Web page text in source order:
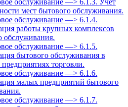
мест бытового обслуживания.
обслуживание —> 6.1.4.
работы крупных комплексов
обслуживания.
обслуживание —> 6.1.5.
бытового обслуживания в
торговли.
обслуживание —> 6.1.6.
малых предприятий бытового
обслуживание —> 6.1.7.